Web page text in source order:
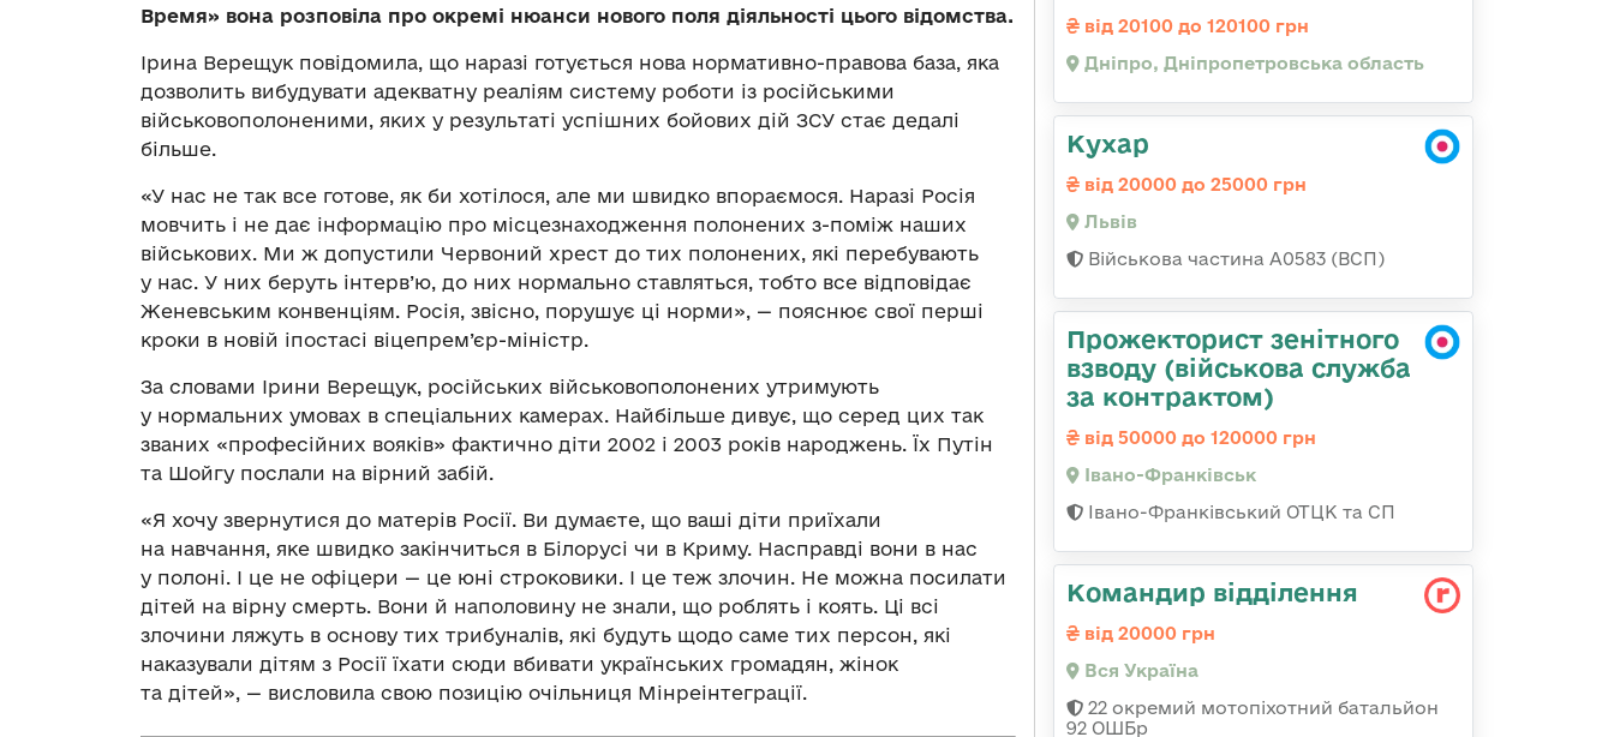
Время» вона розповіла про окремі нюанси нового поля діяльності цього відомства.
Ірина Верещук повідомила, що наразі готується нова нормативно-правова база, яка
дозволить вибудувати адекватну реаліям систему роботи із російськими
військовополоненими, яких у результаті успішних бойових дій ЗСУ стає дедалі
більше.
«У нас не так все готове, як би хотілося, але ми швидко впораємося. Наразі Росія
мовчить і не дає інформацію про місцезнаходження полонених з-поміж наших
військових. Ми ж допустили Червоний хрест до тих полонених, які перебувають
у нас. У них беруть інтерв’ю, до них нормально ставляться, тобто все відповідає
Женевським конвенціям. Росія, звісно, порушує ці норми», — пояснює свої перші
кроки в новій іпостасі віцепрем’єр-міністр.
За словами Ірини Верещук, російських військовополонених утримують
у нормальних умовах в спеціальних камерах. Найбільше дивує, що серед цих так
званих «професійних вояків» фактично діти 2002 і 2003 років народжень. Їх Путін
та Шойгу послали на вірний забій.
«Я хочу звернутися до матерів Росії. Ви думаєте, що ваші діти приїхали
на навчання, яке швидко закінчиться в Білорусі чи в Криму. Насправді вони в нас
у полоні. І це не офіцери — це юні строковики. І це теж злочин. Не можна посилати
дітей на вірну смерть. Вони й наполовину не знали, що роблять і коять. Ці всі
злочини ляжуть в основу тих трибуналів, які будуть щодо саме тих персон, які
наказували дітям з Росії їхати сюди вбивати українських громадян, жінок
та дітей», — висловила свою позицію очільниця Мінреінтеграції.
від 20100 до 120100 грн
Дніпро, Дніпропетровська область
Кухар
від 20000 до 25000 грн
Львів
Військова частина А0583 (ВСП)
Прожекторист зенітного
взводу (військова служба
за контрактом)
від 50000 до 120000 грн
Івано-Франківськ
Івано-Франківський ОТЦК та СП
Командир відділення
від 20000 грн
Вся Україна
22 окремий мотопіхотний батальйон
92 ОШБр